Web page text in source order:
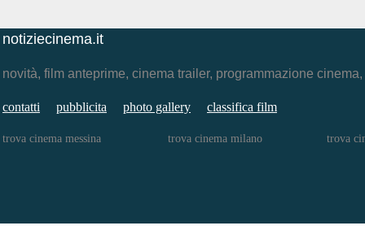
notiziecinema.it
novità, film anteprime, cinema trailer, programmazione
contatti pubblicita photo gallery classifica film
trova cinema messina trova cinema milano trova